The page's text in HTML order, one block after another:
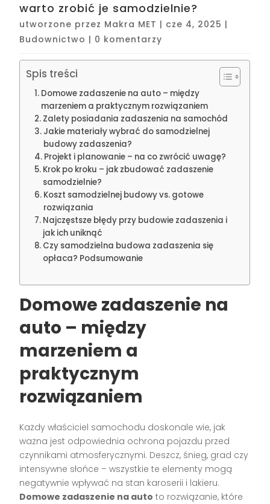
warto zrobić je samodzielnie?
utworzone przez Makra MET | cze 4, 2025 |
Budownictwo | 0 komentarzy
Spis treści
Domowe zadaszenie na auto – między
marzeniem a praktycznym rozwiązaniem
Zalety posiadania zadaszenia na samochód
Jakie materiały wybrać do samodzielnej
budowy zadaszenia?
Projekt i planowanie – na co zwrócić uwagę?
Krok po kroku – jak zbudować zadaszenie
samodzielnie?
Koszt samodzielnej budowy vs. gotowe
rozwiązania
Najczęstsze błędy przy budowie zadaszenia i
jak ich uniknąć
Czy samodzielna budowa zadaszenia się
opłaca? Podsumowanie
Domowe zadaszenie na
auto – między
marzeniem a
praktycznym
rozwiązaniem
Każdy właściciel samochodu doskonale wie, jak
ważna jest odpowiednia ochrona pojazdu przed
czynnikami atmosferycznymi. Deszcz, śnieg, grad czy
intensywne słońce – wszystkie te elementy mogą
negatywnie wpływać na stan karoserii i lakieru.
Domowe zadaszenie na auto to rozwiązanie, które